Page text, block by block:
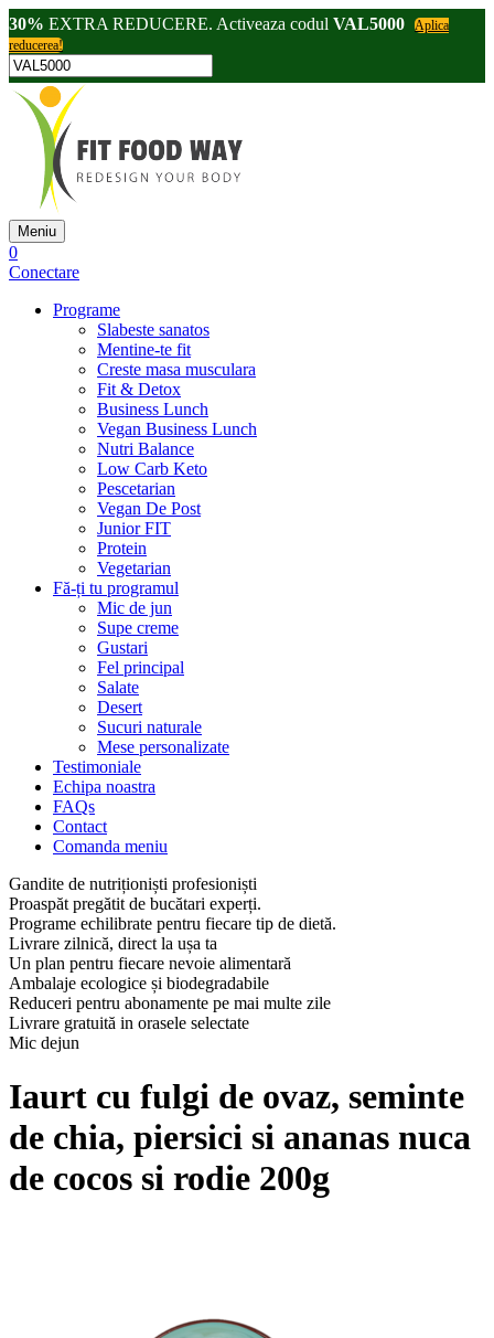
30% EXTRA REDUCERE. Activeaza codul VAL5000
Aplica
reducerea!
Meniu
0
Conectare
Programe
Slabeste sanatos
Mentine-te fit
Creste masa musculara
Fit & Detox
Business Lunch
Vegan Business Lunch
Nutri Balance
Low Carb Keto
Pescetarian
Vegan De Post
Junior FIT
Protein
Vegetarian
Fă-ți tu programul
Mic de jun
Supe creme
Gustari
Fel principal
Salate
Desert
Sucuri naturale
Mese personalizate
Testimoniale
Echipa noastra
FAQs
Contact
Comanda meniu
Gandite de nutriționiști profesioniști
Proaspăt pregătit de bucătari experți.
Programe echilibrate pentru fiecare tip de dietă.
Livrare zilnică, direct la ușa ta
Un plan pentru fiecare nevoie alimentară
Ambalaje ecologice și biodegradabile
Reduceri pentru abonamente pe mai multe zile
Livrare gratuită in orasele selectate
Mic dejun
Iaurt cu fulgi de ovaz, seminte
de chia, piersici si ananas nuca
de cocos si rodie 200g